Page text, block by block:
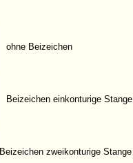
ohne Beizeichen
Beizeichen einkonturige Stange
Beizeichen zweikonturige Stange